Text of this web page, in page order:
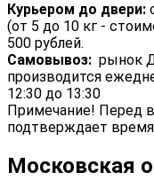
Курьером до двери:
(от 5 до 10 кг -
500 рублей.
Самовывоз: рынок
производится
12:30 до 13:30
Примечание! Перед
подтверждает
Московская